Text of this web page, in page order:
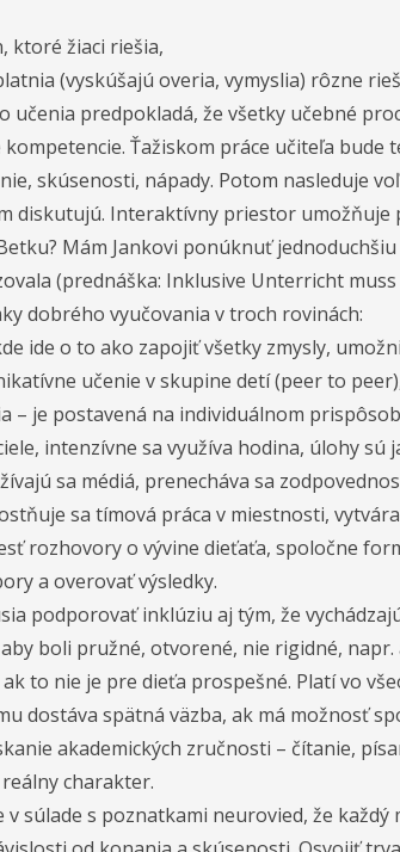
ktoré žiaci riešia,
(vyskúšajú overia, vymyslia) rôzne
učenia predpokladá, že všetky učebné
Ťažiskom práce učiteľa
skúsenosti, nápady. Potom nasleduje
diskutujú. Interaktívny priestor
Mám Jankovi ponúknuť jednoduchšiu
(prednáška: Inklusive Unterricht
dobrého vyučovania v troch rovinách:
ide o to ako zapojiť všetky zmysly,
učenie v skupine detí (peer to
– je postavená na individuálnom
intenzívne sa využíva hodina, úlohy sú
sa médiá, prenecháva sa
sa tímová práca v miestnosti,
rozhovory o vývine dieťaťa, spoločne
a overovať výsledky.
podporovať inklúziu aj tým, že
boli pružné, otvorené, nie rigidné,
to nie je pre dieťa prospešné. Platí vo
dostáva spätná väzba, ak má možnosť
akademických zručnosti – čítanie,
charakter.
súlade s poznatkami neurovied, že